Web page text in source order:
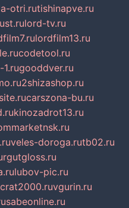
otri.rutishinapve.ru
lord-tv.ru
lordfilm13.ru
codetool.ru
1.rugooddver.ru
2shizashop.ru
carszona-bu.ru
kinozadrot13.ru
veles-doroga.rutb02.ru
lubov-pic.ru
vgurin.ru
sabeonline.ru